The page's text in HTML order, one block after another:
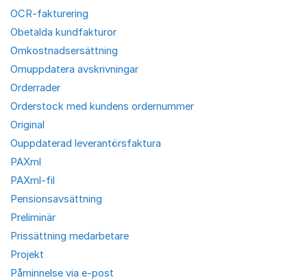
OCR-fakturering
Obetalda kundfakturor
Omkostnadsersättning
Omuppdatera avskrivningar
Orderrader
Orderstock med kundens ordernummer
Original
Ouppdaterad leverantörsfaktura
PAXml
PAXml-fil
Pensionsavsättning
Preliminär
Prissättning medarbetare
Projekt
Påminnelse via e-post